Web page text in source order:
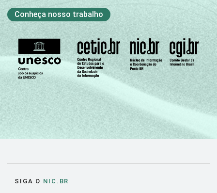
Conheça nosso trabalho
SIGA O NIC.BR